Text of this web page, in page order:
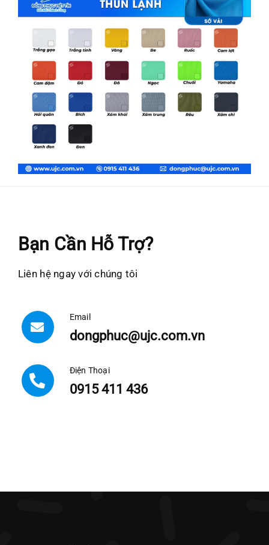
Bạn Cần Hỗ Trợ?
Liên hệ ngay với chúng tôi
Email
dongphuc@ujc.com.vn
Điện Thoại
0915 411 436